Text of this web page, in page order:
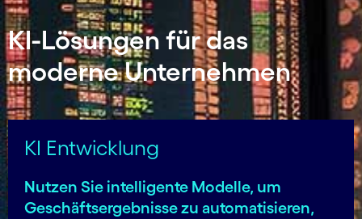
KI-Lösungen für das
moderne Unternehmen
KI Entwicklung
Nutzen Sie intelligente Modelle, um
Geschäfts­ergeb­nisse zu automatisieren,